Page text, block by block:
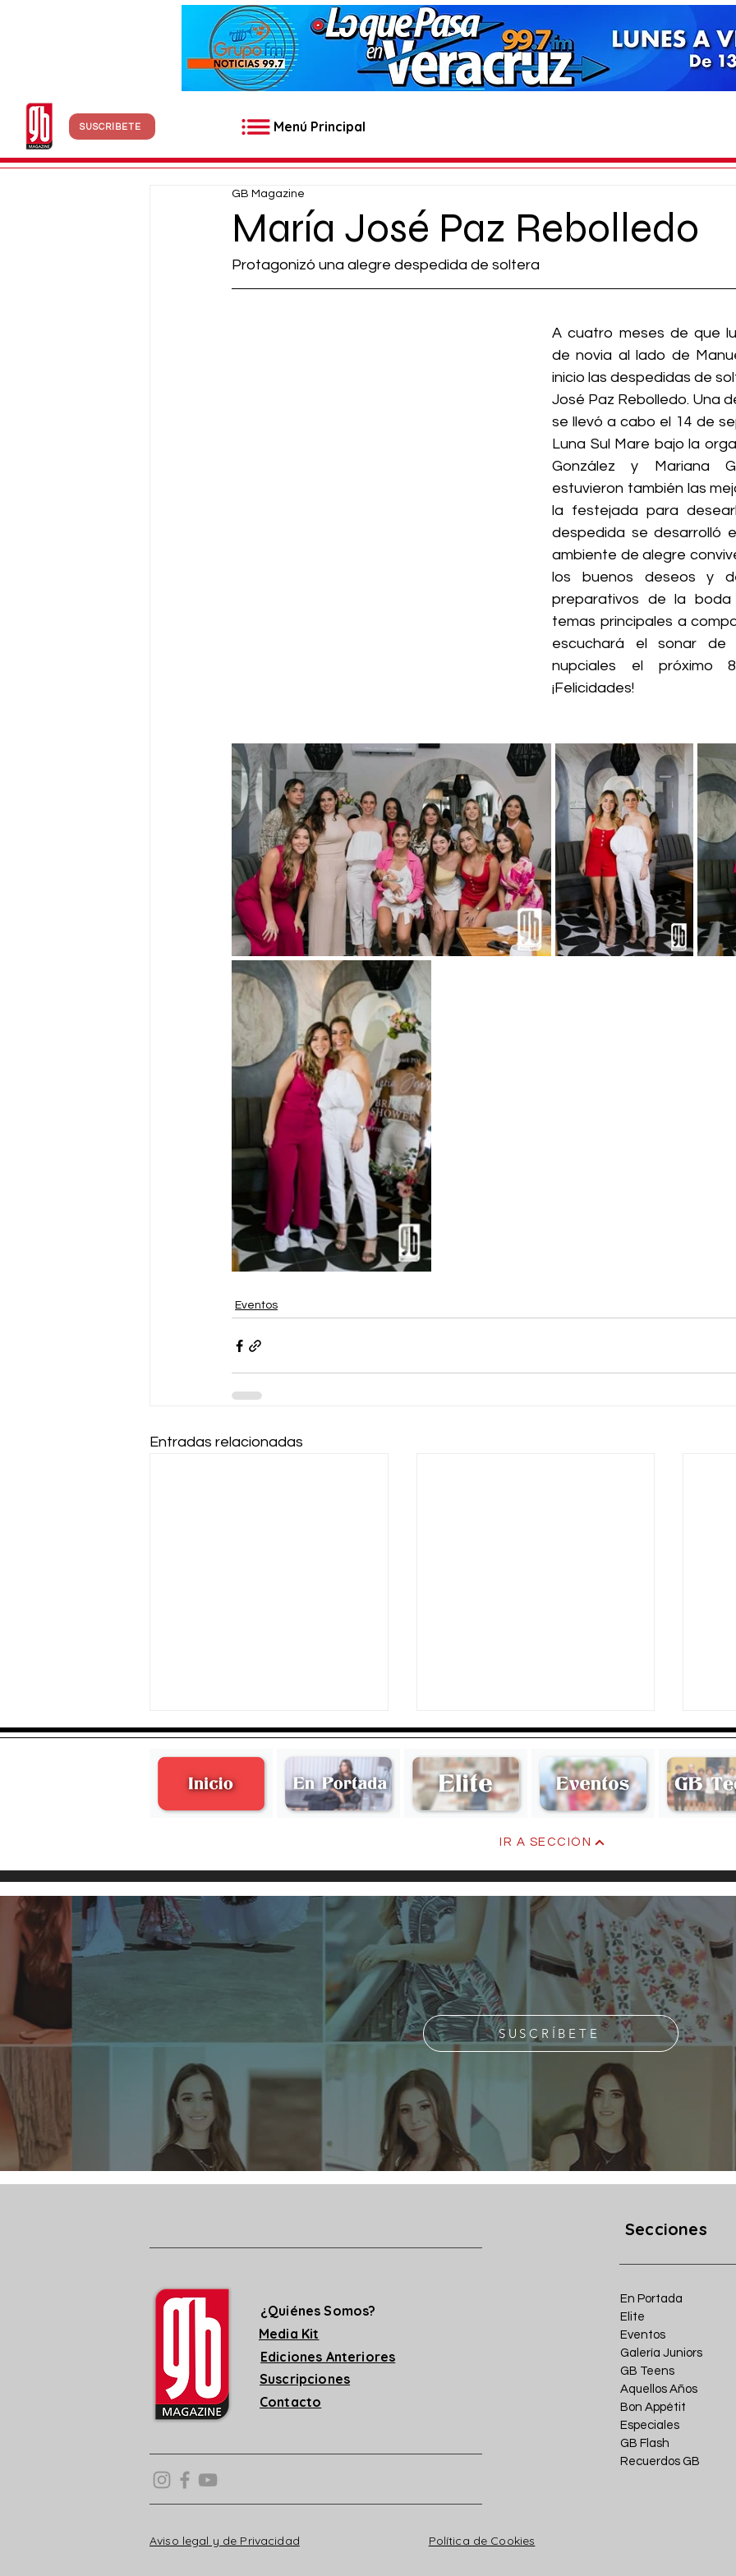
SUSCRÍBETE Menú Principal
María José Paz Rebolledo
GB Magazine
Protagonizó una alegre despedida de soltera
A cuatro meses de que
de novia al lado de
inicio las despedidas de
José Paz Rebolledo. Una
se llevó a cabo el 14 de
Luna Sul Mare bajo la
González y Mariana
estuvieron también las
la festejada para
despedida se desarrolló
ambiente de alegre
los buenos deseos y
preparativos de la
temas principales a
escuchará el sonar de
nupciales el próximo
¡Felicidades!
Eventos
Entradas relacionadas
IR A SECCIÓN
SUSCRÍBETE
¿Quiénes Somos?
Media Kit
Ediciones Anteriores
Suscripciones
Contacto
Aviso legal y de Privacidad Política de Cookies
Secciones
En Portada
Elite
Eventos
Galería Juniors
GB Teens
Aquellos Años
Bon Appétit
Especiales
GB Flash
Recuerdos GB